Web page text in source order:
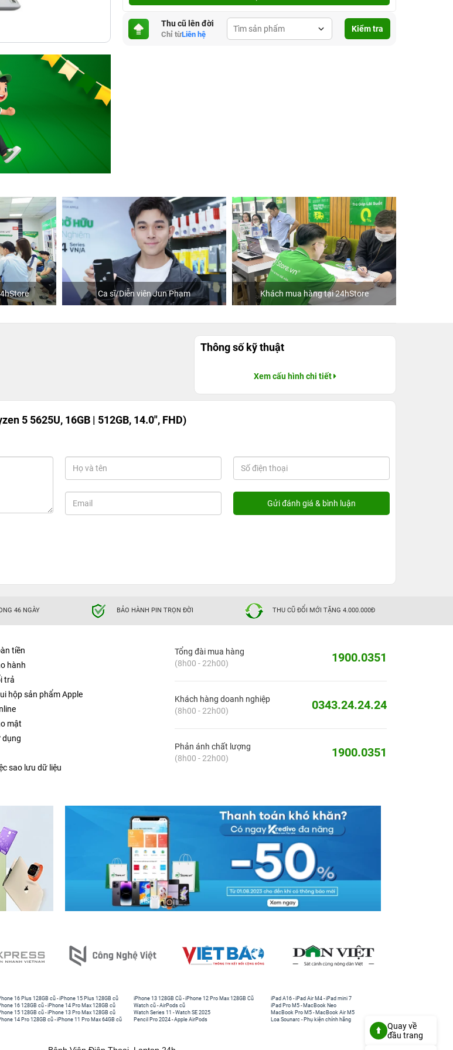
Thu cũ lên đời
Chỉ từLiên hệ
Kiểm tra
Ca sĩ/Diễn viên Jun Phạm Khách mua hàng tại 24hStore
Thông số kỹ thuật
Xem cấu hình chi tiết
5 5625U, 16GB | 512GB, 14.0", FHD)
46 NGÀY BẢO HÀNH PIN TRỌN ĐỜI THU CŨ ĐỔI MỚI TẶNG 4.000.000Đ
tiền
hành
trả
hộp sản phẩm Apple
mật
dụng
sao lưu dữ liệu
Tổng đài mua hàng
(8h00 - 22h00)
1900.0351
Khách hàng doanh nghiệp
(8h00 - 22h00)
0343.24.24.24
Phản ánh chất lượng
(8h00 - 22h00)
1900.0351
16 Plus 128GB cũ-iPhone 15 Plus 128GB cũ
16 128GB cũ-iPhone 14 Pro Max 128GB cũ
15 128GB cũ-iPhone 13 Pro Max 128GB cũ
14 Pro 128GB cũ-iPhone 11 Pro Max 64GB cũ
iPhone 13 128GB Cũ -iPhone 12 Pro Max 128GB Cũ
Watch cũ -AirPods cũ
Watch Series 11 -Watch SE 2025
Pencil Pro 2024 -Apple AirPods
iPad A16 -iPad Air M4 -iPad mini 7
iPad Pro M5 - MacBook Neo
MacBook Pro M5 - MacBook Air M5
Loa Sounarc - Phụ kiện chính hãng
Quay về
đầu trang